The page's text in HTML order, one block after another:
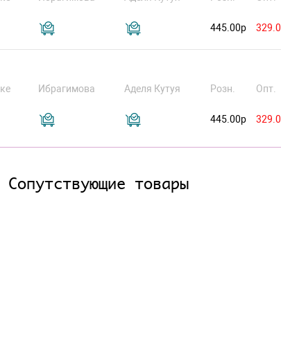
445.00р
Ибрагимова Аделя Кутуя Розн. Опт.
445.00р
Сопутствующие товары